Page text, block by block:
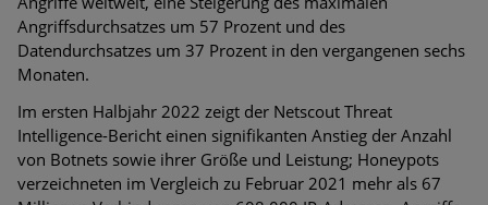
Angriffsdurchsatzes um 57 Prozent und des
Datendurchsatzes um 37 Prozent in den vergangenen sechs
Monaten.
Im ersten Halbjahr 2022 zeigt der Netscout Threat
Intelligence-Bericht einen signifikanten Anstieg der Anzahl
von Botnets sowie ihrer Größe und Leistung; Honeypots
verzeichneten im Vergleich zu Februar 2021 mehr als 67